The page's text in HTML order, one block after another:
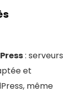
: serveurs
et
même